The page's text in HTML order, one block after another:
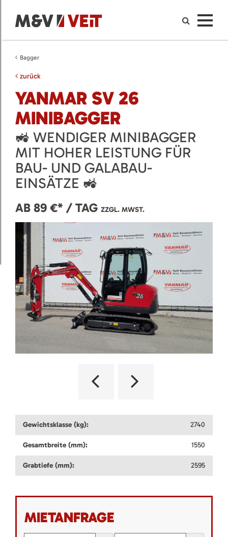
Bagger
zurück
YANMAR SV 26
MINIBAGGER
🚜 WENDIGER MINIBAGGER
MIT HOHER LEISTUNG FÜR
BAU- UND GALABAU-
EINSÄTZE 🚜
AB 89 €* / TAG ZZGL. MWST.
Gewichtsklasse (kg): 2740
Gesamtbreite (mm): 1550
Grabtiefe (mm): 2595
MIETANFRAGE